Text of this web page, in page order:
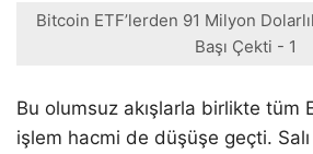
Bitcoin ETF’lerden 91 Milyon
Başı Çekti - 1
Bu olumsuz akışlarla birlikte tüm
işlem hacmi de düşüşe geçti.